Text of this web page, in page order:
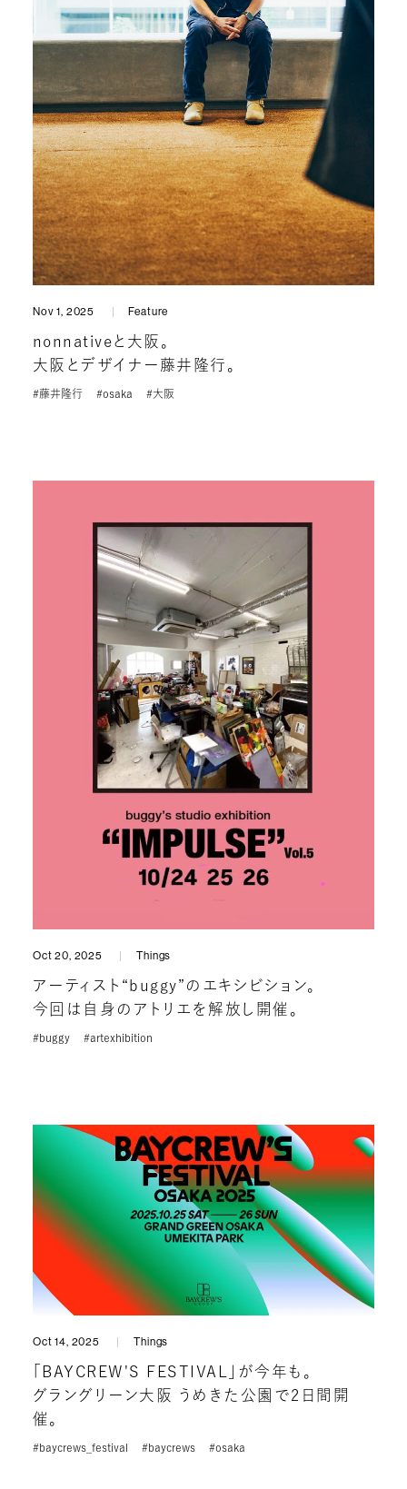
Nov 1, 2025 Feature
nonnativeと大阪。
大阪とデザイナー藤井隆行。
#藤井隆行 #osaka #大阪
Oct 20, 2025 Things
アーティスト“buggy”のエキシビション。
今回は自身のアトリエを解放し開催。
#buggy #artexhibition
Oct 14, 2025 Things
「BAYCREW'S FESTIVAL」が今年も。
グラングリーン大阪 うめきた公園で2日間開
催。
#baycrews_festival #baycrews #osaka